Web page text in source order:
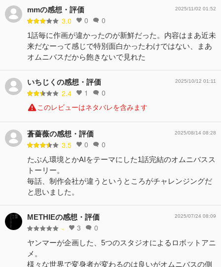
mmの感想・評価
3.0 0 0
2025/11/02 01:52
1話毎に作画が違かったのが新鮮だった。内容はまあ近未
来だなーって感じで特別面白かったわけではない、まあ
オムニバスだから飽きないで見れた
いちじくの感想・評価
2.4 1 0
2025/10/12 01:11
このレビューはネタバレを含みます
蒼薔薇の感想・評価
3.5 0 0
2025/08/14 08:28
たぶん環境とかAIをテーマにした1話完結のオムニバスス
トーリー。
毎話、制作会社が違うというところがチャレンジングだ
と思いました。
METHIEの感想・評価
- 3 0
2025/07/24 08:09
ヤンマーが企画した、5つのスタジオによるロボットアニ
メ。
様々な世界で変身者が変わるのは良いがオムニバスの側